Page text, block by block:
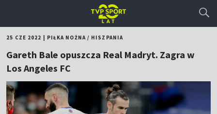
25 CZE 2022 PIŁKA NOŻNA/ HISZPANIA
Gareth Bale opuszcza Real Madryt. Zagra w
Los Angeles FC